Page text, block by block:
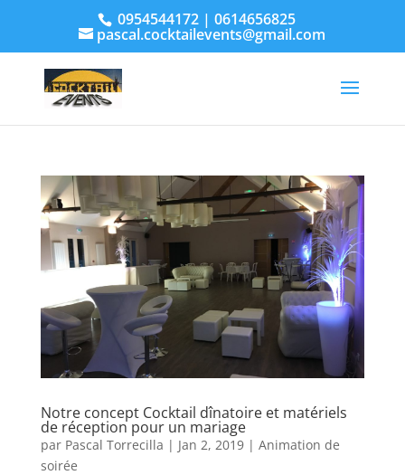
0954544172 | 0614656825
pascal.cocktailevents@gmail.com
Notre concept Cocktail dînatoire et matériels
de réception pour un mariage
par Pascal Torrecilla | Jan 2, 2019| Animation de
soirée